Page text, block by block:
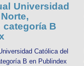
Universidad
categoría B
Católica del
B en Publindex